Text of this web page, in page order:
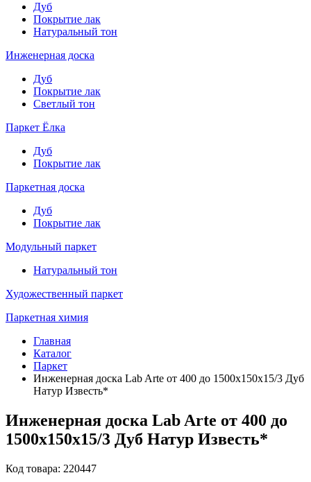
Дуб
Покрытие лак
Натуральный тон
Инженерная доска
Дуб
Покрытие лак
Светлый тон
Паркет Ёлка
Дуб
Покрытие лак
Паркетная доска
Дуб
Покрытие лак
Модульный паркет
Натуральный тон
Художественный паркет
Паркетная химия
Главная
Каталог
Паркет
Инженерная доска Lab Arte от 400 до 1500х150х15/3 Дуб
Натур Известь*
Инженерная доска Lab Arte от 400 до
1500х150х15/3 Дуб Натур Известь*
Код товара: 220447